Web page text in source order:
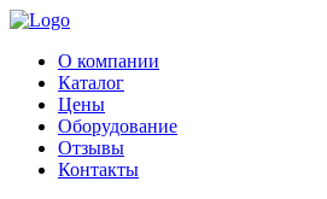
О компании
Каталог
Цены
Оборудование
Отзывы
Контакты